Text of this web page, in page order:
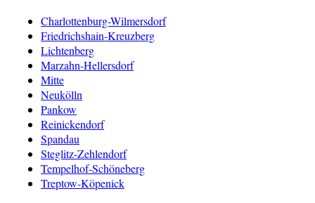
Charlottenburg-Wilmersdorf
Friedrichshain-Kreuzberg
Lichtenberg
Marzahn-Hellersdorf
Mitte
Neukölln
Pankow
Reinickendorf
Spandau
Steglitz-Zehlendorf
Tempelhof-Schöneberg
Treptow-Köpenick